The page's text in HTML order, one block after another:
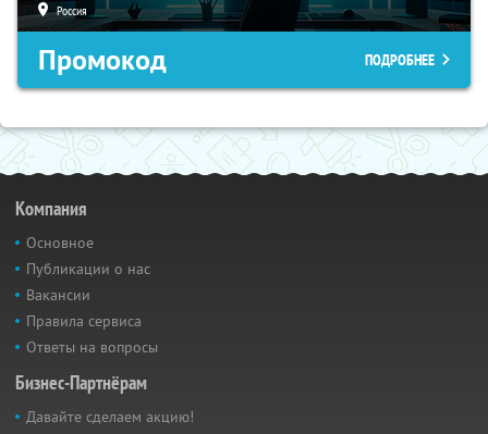
Россия
Промокод ПОДРОБНЕЕ
Компания
Основное
Публикации о нас
Вакансии
Правила сервиса
Ответы на вопросы
Бизнес-Партнёрам
Давайте сделаем акцию!